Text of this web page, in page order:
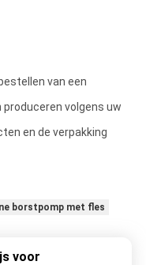
van een
volgens uw
en de verpakking
borstpomp met fles
voor